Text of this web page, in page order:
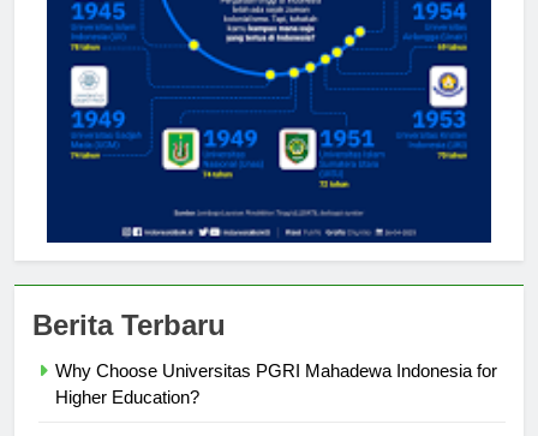
Berita Terbaru
Why Choose Universitas PGRI Mahadewa Indonesia for
Higher Education?